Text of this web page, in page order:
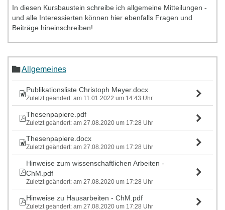
In diesen Kursbaustein schreibe ich allgemeine Mitteilungen -
und alle Interessierten können hier ebenfalls Fragen und
Beiträge hineinschreiben!
Allgemeines
Publikationsliste Christoph Meyer.docx
Zuletzt geändert: am 11.01.2022 um 14:43 Uhr
Thesenpapiere.pdf
Zuletzt geändert: am 27.08.2020 um 17:28 Uhr
Thesenpapiere.docx
Zuletzt geändert: am 27.08.2020 um 17:28 Uhr
Hinweise zum wissenschaftlichen Arbeiten -
ChM.pdf
Zuletzt geändert: am 27.08.2020 um 17:28 Uhr
Hinweise zu Hausarbeiten - ChM.pdf
Zuletzt geändert: am 27.08.2020 um 17:28 Uhr